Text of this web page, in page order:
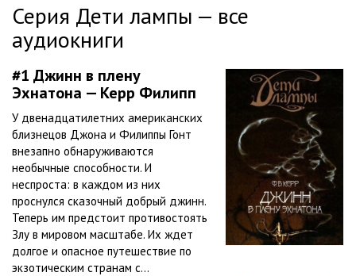
Серия Дети лампы — все
аудиокниги
#1 Джинн в плену
Эхнатона — Керр Филипп
У двенадцатилетних американских
близнецов Джона и Филиппы Гонт
внезапно обнаруживаются
необычные способности. И
неспроста: в каждом из них
проснулся сказочный добрый джинн.
Теперь им предстоит противостоять
Злу в мировом масштабе. Их ждет
долгое и опасное путешествие по
экзотическим странам с...